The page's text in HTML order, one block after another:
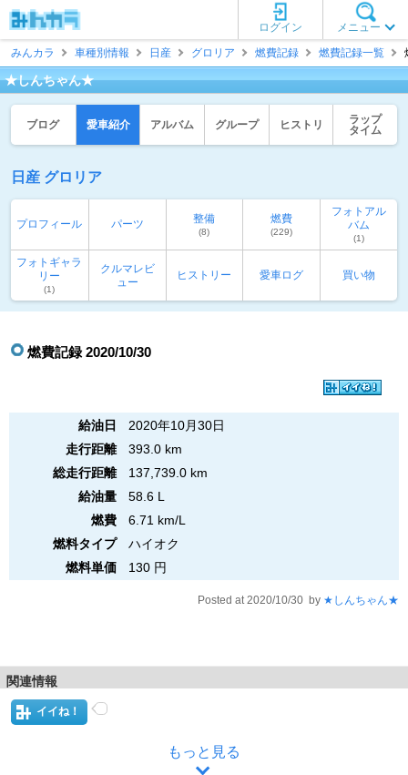
メニュー
ログイン
みんカラ
車種別情報 日産 グロリア 燃費記録 燃費記録一覧
★しんちゃん★
ブログ 愛車紹介 アルバム グループ ヒストリ
ラップ
タイム
日産 グロリア
プロフィール パーツ 整備
(8)
燃費
(229)
フォトアル
バム
(1)
フォトギャラ
リー
(1)
クルマレビ
ュー
ヒストリー 愛車ログ 買い物
燃費記録 2020/10/30
給油日
2020年10月30日
走行距離
393.0 km
総走行距離
137,739.0 km
給油量
58.6 L
燃費
6.71 km/L
燃料タイプ
ハイオク
燃料単価
130 円
Posted at 2020/10/30 by ★しんちゃん★
関連情報
イイね！
もっと見る